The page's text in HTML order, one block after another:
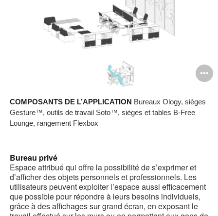
COMPOSANTS DE L’APPLICATION Bureaux Ology, sièges
Gesture™, outils de travail Soto™, sièges et tables B-Free
Lounge, rangement Flexbox
Bureau privé
Espace attribué qui offre la possibilité de s’exprimer et
d’afficher des objets personnels et professionnels. Les
utilisateurs peuvent exploiter l’espace aussi efficacement
que possible pour répondre à leurs besoins individuels,
grâce à des affichages sur grand écran, en exposant le